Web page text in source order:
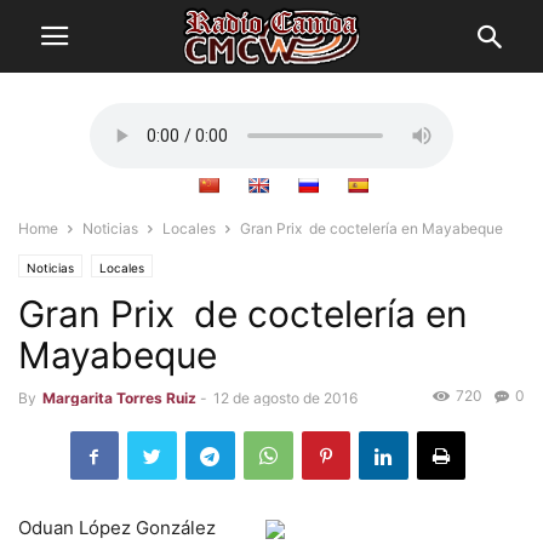
Home Noticias Locales Gran Prix de coctelería en Mayabeque
Noticias Locales
Gran Prix de coctelería en
Mayabeque
By Margarita Torres Ruiz - 12 de agosto de 2016 0
720
Oduan López González